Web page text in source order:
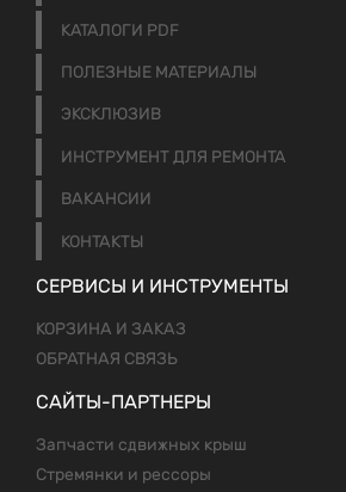
КАТАЛОГИ PDF
ПОЛЕЗНЫЕ МАТЕРИАЛЫ
ЭКСКЛЮЗИВ
ИНСТРУМЕНТ ДЛЯ РЕМОНТА
ВАКАНСИИ
КОНТАКТЫ
СЕРВИСЫ И ИНСТРУМЕНТЫ
КОРЗИНА И ЗАКАЗ
ОБРАТНАЯ СВЯЗЬ
САЙТЫ-ПАРТНЕРЫ
Запчасти сдвижных крыш
Стремянки и рессоры